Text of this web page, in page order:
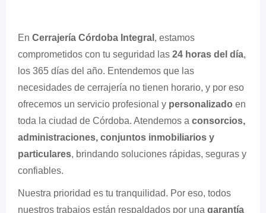
En Cerrajería Córdoba Integral , estamos
comprometidos con tu seguridad las 24 horas del día,
los 365 días del año. Entendemos que las
necesidades de cerrajería no tienen horario, y por eso
ofrecemos un servicio profesional y personalizado en
toda la ciudad de Córdoba. Atendemos a consorcios,
administraciones, conjuntos inmobiliarios y
particulares, brindando soluciones rápidas, seguras y
confiables.
Nuestra prioridad es tu tranquilidad. Por eso, todos
nuestros trabajos están respaldados por una garantía